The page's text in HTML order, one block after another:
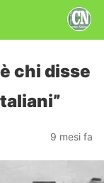
chi disse
9 mesi fa